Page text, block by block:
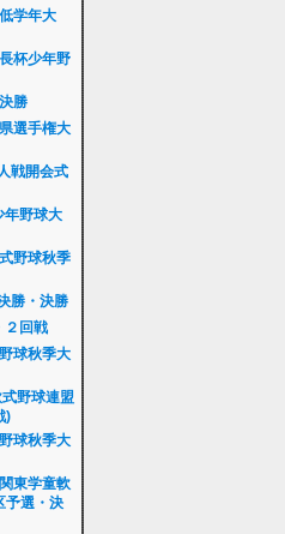
学年大
杯少年野
勝
選手権大
戦開会式
年野球大
野球秋季
勝・決勝
２回戦
球秋季大
野球連盟
)
球秋季大
東学童軟
予選・決